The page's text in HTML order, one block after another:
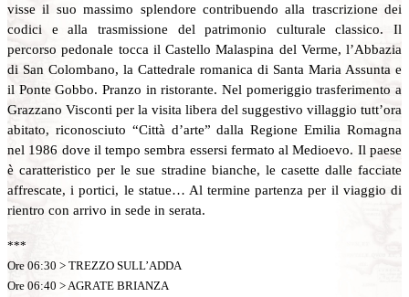
visse il suo massimo splendore contribuendo alla trascrizione dei
codici e alla trasmissione del patrimonio culturale classico. Il
percorso pedonale tocca il Castello Malaspina del Verme, l’Abbazia
di San Colombano, la Cattedrale romanica di Santa Maria Assunta e
il Ponte Gobbo. Pranzo in ristorante. Nel pomeriggio trasferimento a
Grazzano Visconti per la visita libera del suggestivo villaggio tutt’ora
abitato, riconosciuto “Città d’arte” dalla Regione Emilia Romagna
nel 1986 dove il tempo sembra essersi fermato al Medioevo. Il paese
è caratteristico per le sue stradine bianche, le casette dalle facciate
affrescate, i portici, le statue… Al termine partenza per il viaggio di
rientro con arrivo in sede in serata.
***
Ore 06:30 > TREZZO SULL’ADDA
Ore 06:40 > AGRATE BRIANZA